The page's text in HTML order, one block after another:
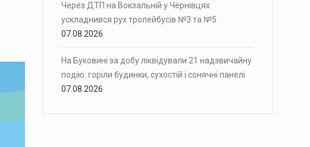
Через ДТП на Вокзальній у Чернівцях
ускладнився рух тролейбусів №3 та №5
07.08.2026
На Буковині за добу ліквідували 21 надзвичайну
подію: горіли будинки, сухостій і сонячні панелі
07.08.2026